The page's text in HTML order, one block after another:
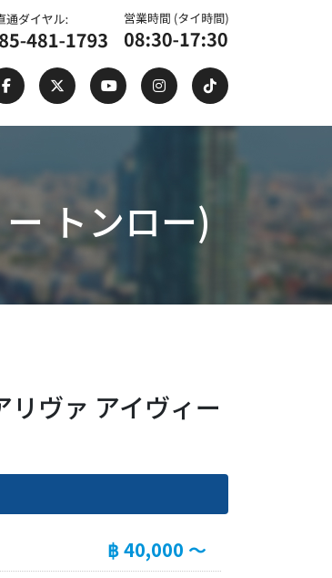
トンロー)
ヴァ アイヴィー
฿ 40,000 ～